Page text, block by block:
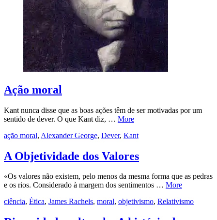
Ação moral
Kant nunca disse que as boas ações têm de ser motivadas por um
sentido de dever. O que Kant diz, … More
ação moral, Alexander George, Dever, Kant
A Objetividade dos Valores
«Os valores não existem, pelo menos da mesma forma que as pedras
e os rios. Considerado à margem dos sentimentos … More
ciência, Ética, James Rachels, moral, objetivismo, Relativismo